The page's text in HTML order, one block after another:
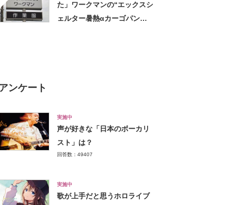
た」ワークマンの“エックスシ
ェルター暑熱αカーゴパン
アンケート
実施中
声が好きな「日本のボーカリ
スト」は？
回答数：49407
実施中
歌が上手だと思うホロライブ